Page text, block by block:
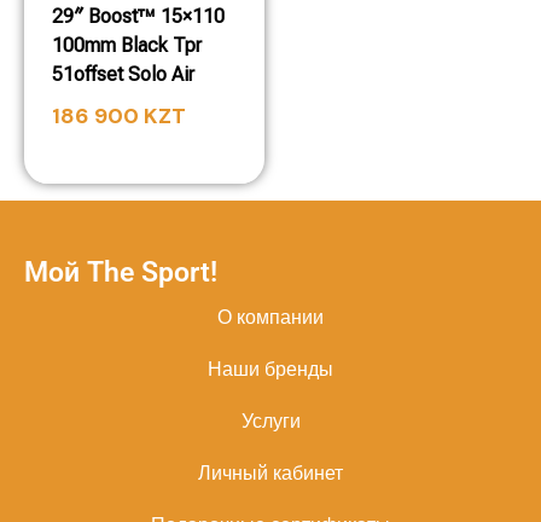
29″ Boost™ 15×110
100mm Black Tpr
51offset Solo Air
186 900 KZT
Мой The Sport!
О компании
Наши бренды
Услуги
Личный кабинет